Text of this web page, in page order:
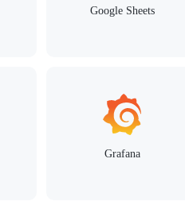
Google Sheets
Grafana